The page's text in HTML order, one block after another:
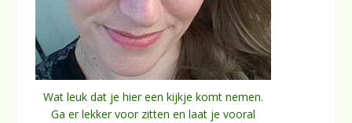
Wat leuk dat je hier een kijkje komt nemen.
Ga er lekker voor zitten en laat je vooral